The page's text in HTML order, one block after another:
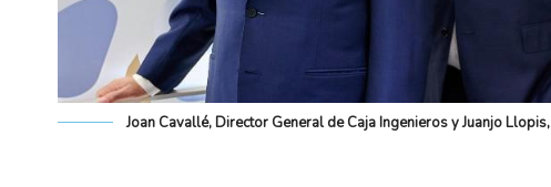
Joan Cavallé, Director General de Caja Ingenieros y Juanjo